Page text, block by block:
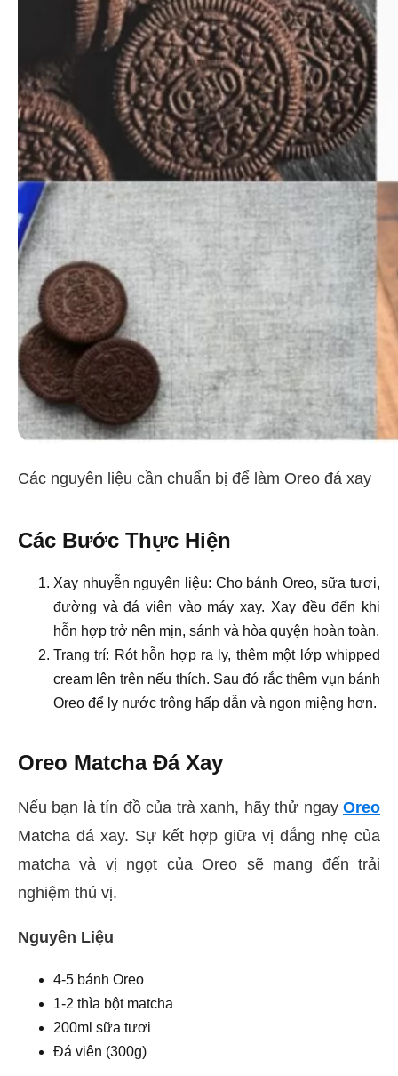
Các nguyên liệu cần chuẩn bị để làm Oreo đá xay
Các Bước Thực Hiện
Xay nhuyễn nguyên liệu: Cho bánh Oreo, sữa tươi,
đường và đá viên vào máy xay. Xay đều đến khi
hỗn hợp trở nên mịn, sánh và hòa quyện hoàn toàn.
Trang trí: Rót hỗn hợp ra ly, thêm một lớp whipped
cream lên trên nếu thích. Sau đó rắc thêm vụn bánh
Oreo để ly nước trông hấp dẫn và ngon miệng hơn.
Oreo Matcha Đá Xay
Nếu bạn là tín đồ của trà xanh, hãy thử ngay Oreo
Matcha đá xay. Sự kết hợp giữa vị đắng nhẹ của
matcha và vị ngọt của Oreo sẽ mang đến trải
nghiệm thú vị.
Nguyên Liệu
4-5 bánh Oreo
1-2 thìa bột matcha
200ml sữa tươi
Đá viên (300g)